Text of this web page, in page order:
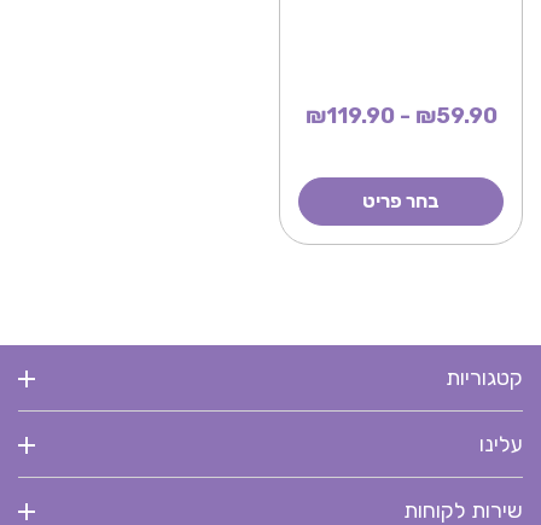
₪59.90 - ₪119.90
בחר פריט
קטגוריות
עלינו
שירות לקוחות